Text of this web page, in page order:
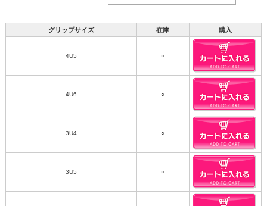
グリップサイズ 在庫 購入
4U5 ○
4U6 ○
3U4 ○
3U5 ○